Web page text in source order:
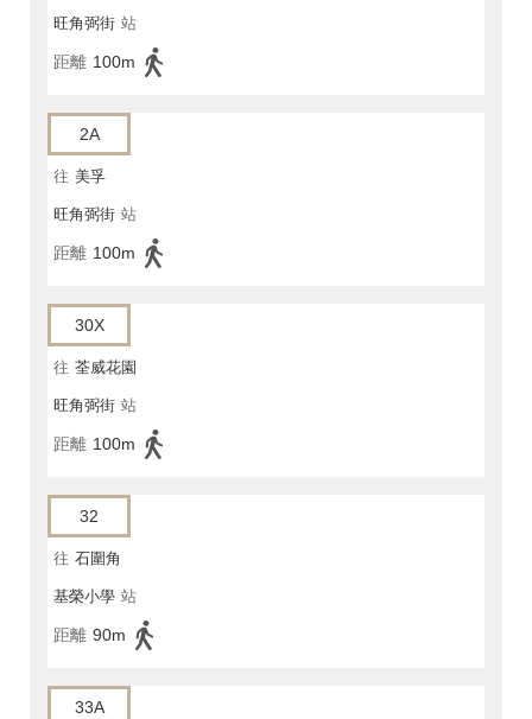
旺角弼街 站
距離 100m
2A
往 美孚
旺角弼街 站
距離 100m
30X
往 荃威花園
旺角弼街 站
距離 100m
32
往 石圍角
基榮小學 站
距離 90m
33A